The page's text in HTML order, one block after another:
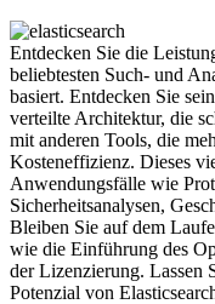
Entdecken Sie die
beliebtesten Such- und
basiert. Entdecken Sie
verteilte Architektur, die
mit anderen Tools, die
Kosteneffizienz. Dieses
Anwendungsfälle wie
Sicherheitsanalysen,
Bleiben Sie auf dem
wie die Einführung des
der Lizenzierung. Lassen
Potenzial von